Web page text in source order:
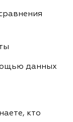
данных
кто